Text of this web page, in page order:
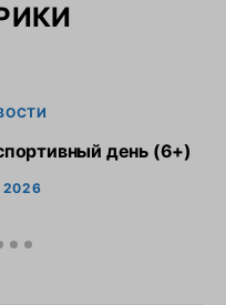
день (6+)
2026